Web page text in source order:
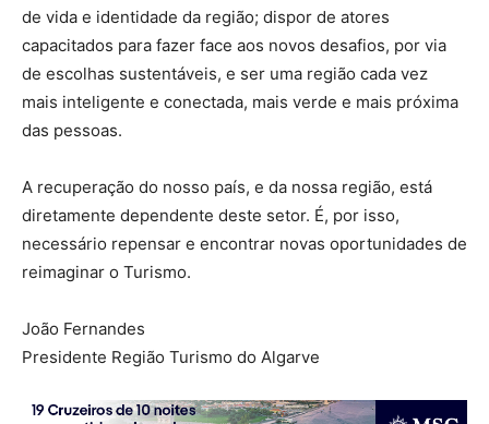
de vida e identidade da região; dispor de atores
capacitados para fazer face aos novos desafios, por via
de escolhas sustentáveis, e ser uma região cada vez
mais inteligente e conectada, mais verde e mais próxima
das pessoas.
A recuperação do nosso país, e da nossa região, está
diretamente dependente deste setor. É, por isso,
necessário repensar e encontrar novas oportunidades de
reimaginar o Turismo.
João Fernandes
Presidente Região Turismo do Algarve